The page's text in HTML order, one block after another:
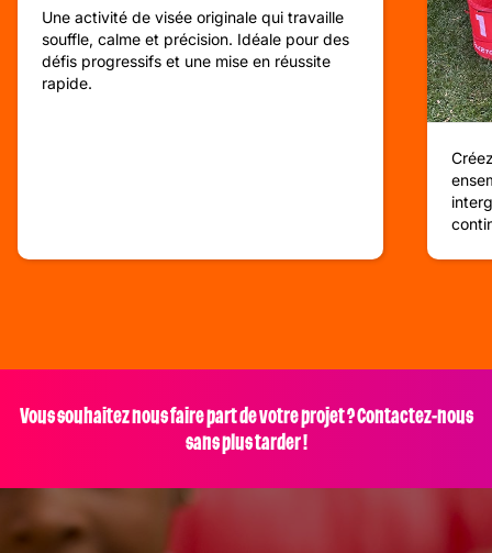
Une activité de visée originale qui travaille
souffle, calme et précision. Idéale pour des
défis progressifs et une mise en réussite
rapide.
Vous souhaitez nous faire part de votre projet ? Contactez-nous
sans plus tarder !